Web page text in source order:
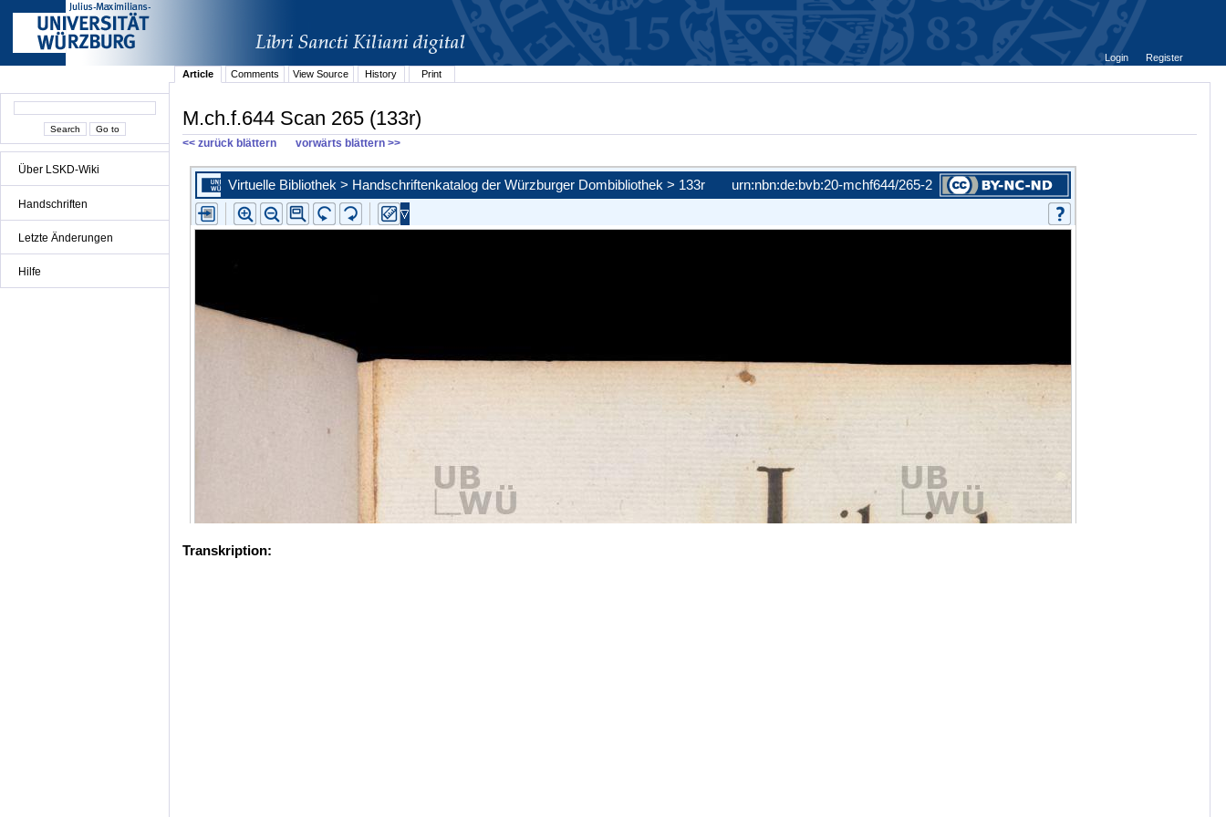
Über LSKD-Wiki
Handschriften
Letzte Änderungen
Hilfe
Login
Register
Article
Comments View Source History Print
M.ch.f.644 Scan 265 (133r)
<< zurück blättern vorwärts blättern >>
Transkription: